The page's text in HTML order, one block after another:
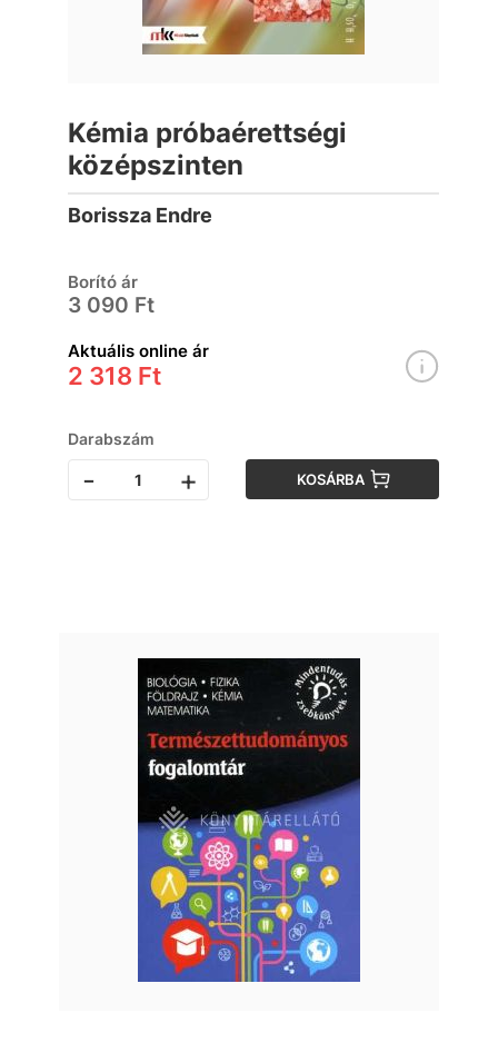
Kémia próbaérettségi
középszinten
Borissza Endre
Borító ár
3 090 Ft
Aktuális online ár
2 318 Ft
Darabszám
- + KOSÁRBA